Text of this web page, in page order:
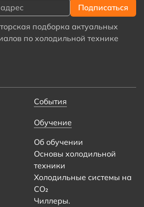
подборка актуальных
по холодильной технике
События
Обучение
Об обучении
Основы холодильной
техники
Холодильные системы на
CO₂
Чиллеры.